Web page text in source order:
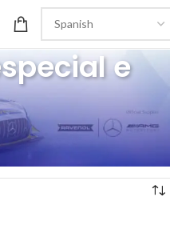
e
especial e inhibición